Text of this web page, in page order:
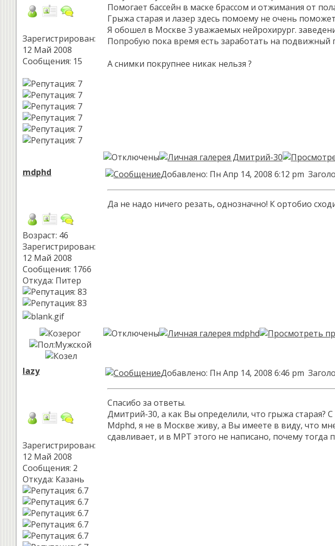
Зарегистрирован:
12 Май 2008
Сообщения: 15
Помогает бассейн в маске брассом и отжимания от
Грыжа старая и лазер здесь помоему не очень
Я обошел в Москве 3 уважаемых нейрохирург.
Попробую пока время есть заработать на подвижный
А снимки покрупнее никак нельзя ?
mdphd
Возраст: 46
Зарегистрирован:
12 Май 2008
Сообщения: 1766
Откуда: Питер
Добавлено: Пн Апр 14, 2008 6:12 pm
Да не надо ничего резать, однозначно! К ортобио
lazy
Зарегистрирован:
12 Май 2008
Сообщения: 2
Откуда: Казань
Добавлено: Пн Апр 14, 2008 6:46 pm
Спасибо за ответы.
Дмитрий-30, а как Вы определили, что грыжа старая?
Mdphd, я не в Москве живу, а Вы имеете в виду, что
сдавливает, и в МРТ этого не написано, почему